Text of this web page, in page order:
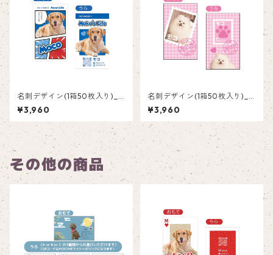
名刺デザイン(1箱50枚入り)_
コミック_COB002
¥3,960
名刺デザイン(1箱50枚入り)_
切手_PS001
¥3,960
その他の商品